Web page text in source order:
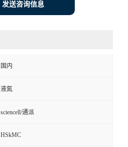
发送咨询信息
国内
液氮
sciencell/通派
HSkMC